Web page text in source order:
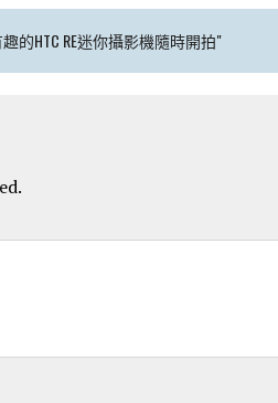
的HTC RE迷你攝影機隨時開拍"